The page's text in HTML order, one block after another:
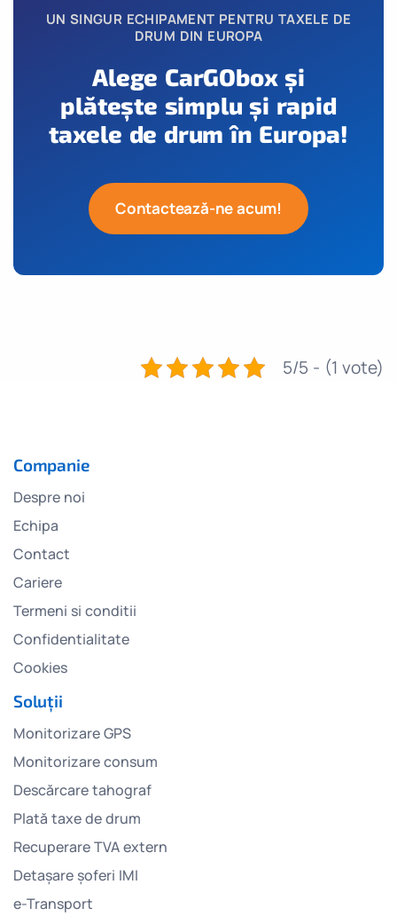
UN SINGUR ECHIPAMENT PENTRU TAXELE DE
DRUM DIN EUROPA
Alege CarGObox și
plătește simplu și rapid
taxele de drum în Europa!
Contactează-ne acum!
5/5 - (1 vote)
Companie
Despre noi
Echipa
Contact
Cariere
Termeni si conditii
Confidentialitate
Cookies
Soluții
Monitorizare GPS
Monitorizare consum
Descărcare tahograf
Plată taxe de drum
Recuperare TVA extern
Detașare șoferi IMI
e-Transport